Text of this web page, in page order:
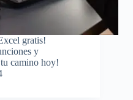
gratis!
y
camino hoy!